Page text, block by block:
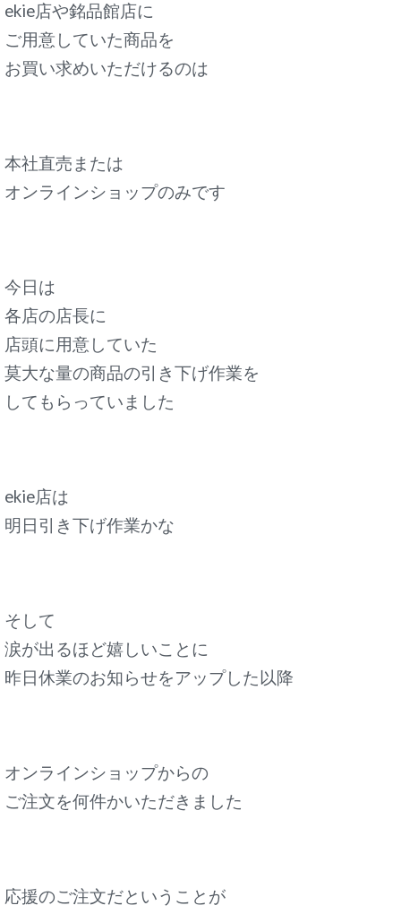
ekie店や銘品館店に
ご用意していた商品を
お買い求めいただけるのは
本社直売または
オンラインショップのみです
今日は
各店の店長に
店頭に用意していた
莫大な量の商品の引き下げ作業を
してもらっていました
ekie店は
明日引き下げ作業かな
そして
涙が出るほど嬉しいことに
昨日休業のお知らせをアップした以降
オンラインショップからの
ご注文を何件かいただきました
応援のご注文だということが